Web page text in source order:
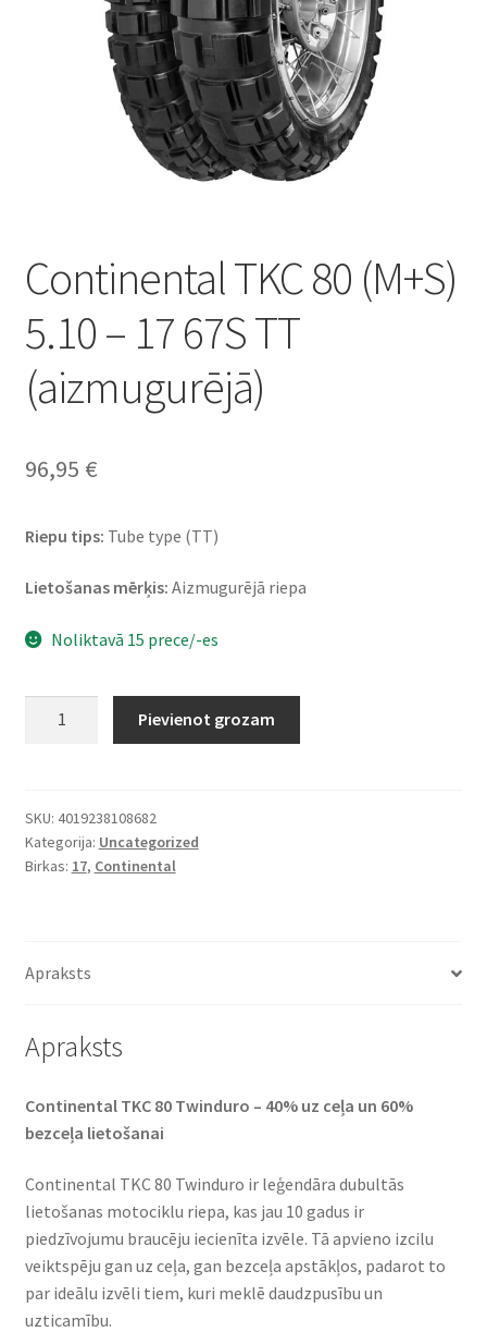
Continental TKC 80 (M+S)
5.10 – 17 67S TT
(aizmugurējā)
96,95 €
Riepu tips: Tube type (TT)
Lietošanas mērķis: Aizmugurējā riepa
Noliktavā 15 prece/-es
5.10
-
17
daudzums
Pievienot grozam
SKU: 4019238108682
Kategorija: Uncategorized
Birkas: 17, Continental
Apraksts
Apraksts
Continental TKC 80 Twinduro – 40% uz ceļa un 60%
bezceļa lietošanai
Continental TKC 80 Twinduro ir leģendāra dubultās
lietošanas motociklu riepa, kas jau 10 gadus ir
piedzīvojumu braucēju iecienīta izvēle. Tā apvieno izcilu
veiktspēju gan uz ceļa, gan bezceļa apstākļos, padarot to
par ideālu izvēli tiem, kuri meklē daudzpusību un
uzticamību.